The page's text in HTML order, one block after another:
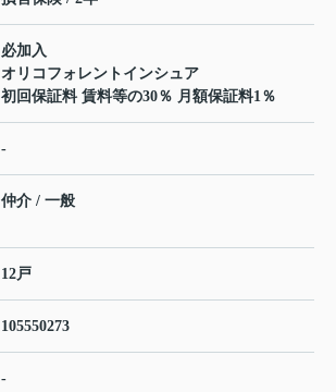
必加入
オリコフォレントインシュア
初回保証料 賃料等の30％ 月額保証料1％
-
仲介 / 一般
12戸
105550273
-